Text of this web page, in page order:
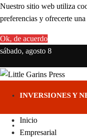
Nuestro sitio web utiliza
preferencias y ofrecerte
Ok, de acuerdo
sábado, agosto 8
INVERSIONES Y
CIENCIA Y
Inicio
Empresarial